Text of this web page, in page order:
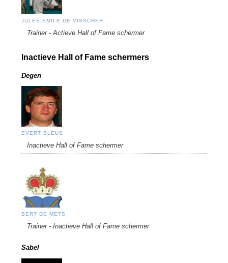
JULES-EMILE DE VISSCHER
Trainer - Actieve Hall of Fame schermer
Inactieve Hall of Fame schermers
Degen
EVERT BLEUS
Inactieve Hall of Fame schermer
BERT DE METS
Trainer - Inactieve Hall of Fame schermer
Sabel